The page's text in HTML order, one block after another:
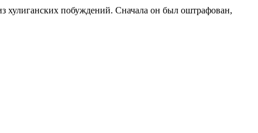
хулиганских побуждений. Сначала он был оштрафован,